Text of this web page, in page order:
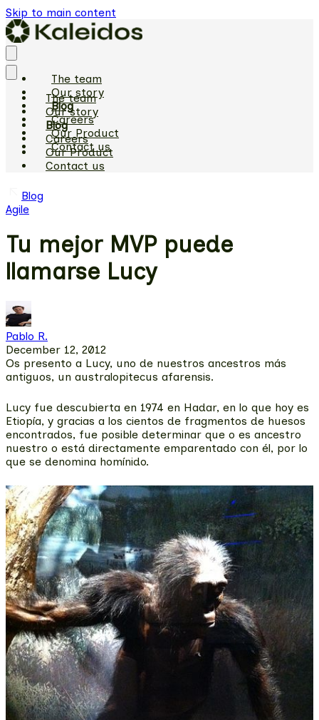
Skip to main content
The team
Our story
Blog
Careers
Our Product
Contact us
The team
Our story
Blog
Careers
Our Product
Contact us
Blog
Agile
Tu mejor MVP puede
llamarse Lucy
Pablo R.
December 12, 2012
Os presento a Lucy, uno de nuestros ancestros más
antiguos, un australopitecus afarensis.
Lucy fue descubierta en 1974 en Hadar, en lo que hoy es
Etiopía, y gracias a los cientos de fragmentos de huesos
encontrados, fue posible determinar que o es ancestro
nuestro o está directamente emparentado con él, por lo
que se denomina homínido.